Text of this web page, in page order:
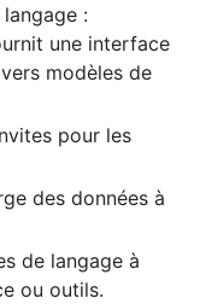
:
une interface
modèles de
pour les
des données à
de langage à
ou outils.